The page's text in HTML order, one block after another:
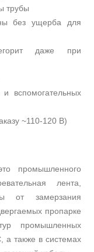
трубы
без ущерба для
даже при
вспомогательных
~110-120 В)
промышленного
лента,
от замерзания
пропарке
промышленных
а также в системах